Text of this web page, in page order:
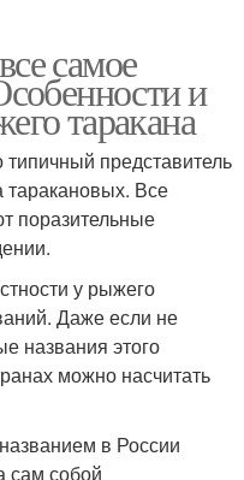
самое
и
таракана
представитель
таракановых. Все
поразительные
у рыжего
Даже если не
названия этого
можно насчитать
в России
сам собой